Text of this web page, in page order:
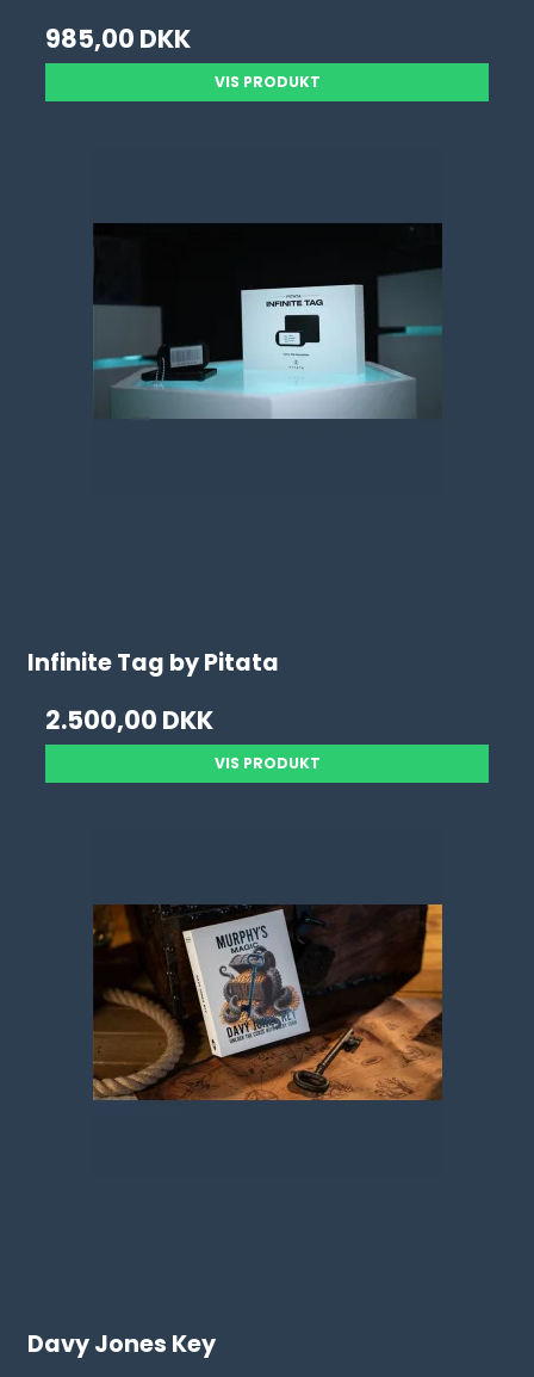
985,00 DKK
VIS PRODUKT
Infinite Tag by Pitata
2.500,00 DKK
VIS PRODUKT
Davy Jones Key